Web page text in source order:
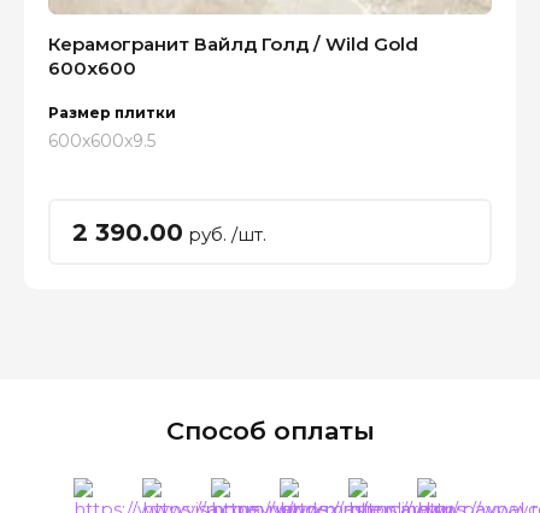
Керамогранит Вайлд Голд / Wild Gold
600x600
Размер плитки
600x600x9.5
2 390.00 руб. /шт.
Способ оплаты